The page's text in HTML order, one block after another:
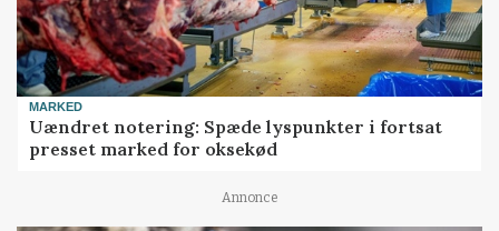
MARKED
Uændret notering: Spæde lyspunkter i fortsat
presset marked for oksekød
Annonce